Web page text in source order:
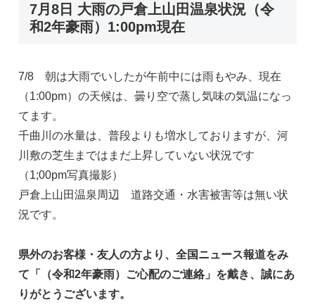
7月8日 大雨の戸倉上山田温泉状況（令
和2年豪雨）1:00pm現在
7/8 朝は大雨でいしたが午前中には雨もやみ、現在
（1:00pm）の天候は、曇り空で蒸し気味の気温になっ
てます。
千曲川の水量は、普段よりも増水しておりますが、河
川敷の芝生まではまだ上昇していない状況です
（1;00pm写真撮影）
戸倉上山田温泉周辺 道路交通・水害被害等は無い状
況です。
県外のお客様・友人の方より、全国ニュース報道をみ
て「（令和2年豪雨）ご心配のご連絡」を戴き、誠にあ
りがとうございます。